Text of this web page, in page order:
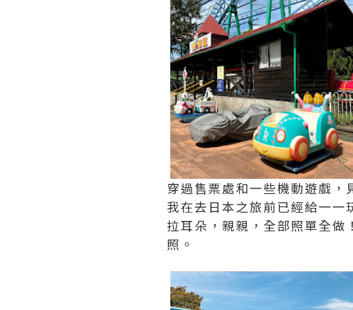
穿過售票處和一些機動遊戲，
我在去日本之旅前已經給一一
拉耳朵，親親，全部照單全做
照。